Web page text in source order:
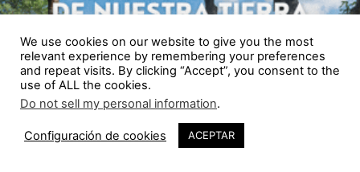
We use cookies on our website to give you the most
relevant experience by remembering your preferences
and repeat visits. By clicking “Accept”, you consent to the
use of ALL the cookies.
Do not sell my personal information.
Configuración de cookies ACEPTAR